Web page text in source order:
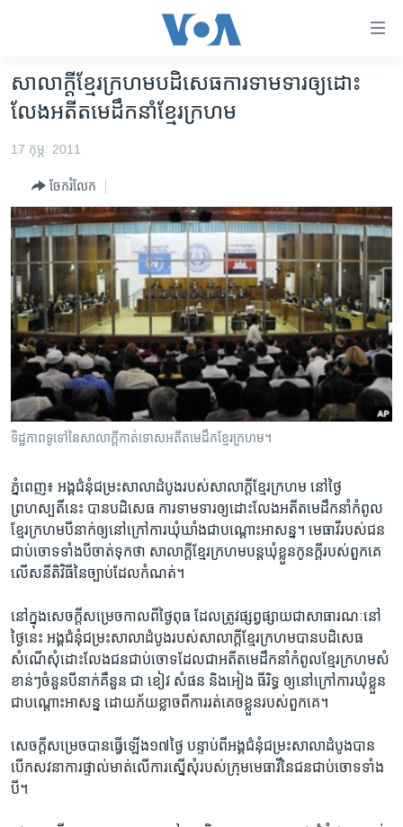
គេហទំព័រ​
ទាក់ទង
និង​
ទំព័រ​
ព័ត៌មាន​​
ម្តង
រំលង​
និង​
ចូល​
រចនា
សម្ព័ន្ធ​
រំលង​
ចូល​
ទៅ​
កាន់​
ទំព័រ​
ស្វែង​
កម្ពុជា
អាមេរិក
ចិន
ហេឡូវីអូអេ
កម្ពុជាច្នៃប្រតិដ្ឋ
ព្រឹត្តិការណ៍ព័ត៌មាន
ទូរទស្សន៍ / វីដេអូ​
វិទ្យុ / ផតខាសថ៍
កម្មវិធីទាំងអស់
Khmer English
បណ្តាញ​សង្គម
ភាសា
សាលាក្ដី​ខ្មែរក្រហម​បដិសេធ​ការទាមទារ​ឲ្យ​ដោះ
លែង​អតីត​មេដឹកនាំ​ខ្មែរក្រហម
17 កុម្ភៈ 2011
ចែករំលែក
ទិដ្ឋភាព​​ទូទៅ​​នៃ​សាលាក្ដី​​កាត់ទោស​អតីត​មេដឹក​​ខ្មែរ​ក្រហម។​​
ភ្នំពេញ៖ អង្គ​ជំនុំ​ជម្រះ​សាលា​ដំបូង​របស់​សាលាក្ដី​ខ្មែរក្រហម​ ​នៅថ្ងៃ​
ព្រហស្បតិ៍​នេះ​ ​បាន​បដិសេធ​ ការ​ទាមទារ​ឲ្យ​ដោះលែង​អតីត​មេ​ដឹកនាំ​កំពូល​
ខ្មែរក្រហម​បីនាក់​ឲ្យ​នៅ​ក្រៅ​ការ​ឃុំឃាំង​ជា​បណ្ដោះ​អាសន្ន។ ​មេធាវី​របស់​ជន​
ជាប់ចោទ​ទាំងបីចាត់​ទុក​ថា​ ​សាលាក្ដី​ខ្មែរក្រហម​បន្ដ​ឃុំ​ខ្លួន​កូនក្ដី​របស់​ពួក​គេ​
លើស​នីតិ​វិធី​នៃ​ច្បាប់​ដែល​កំណត់។
នៅ​ក្នុង​សេចក្ដី​សម្រេច​កាល​ពី​ថ្ងៃពុធ​ ​ដែល​ត្រូវ​ផ្សព្វផ្សាយ​ជា​សាធារណៈ​នៅ​
ថ្ងៃនេះ​ ​អង្គ​ជំនុំ​ជម្រះ​សាលា​ដំបូង​របស់​សាលាក្ដី​ខ្មែរក្រហមបាន​បដិសេធ​
សំណើ​សុំ​ដោះលែង​ជនជាប់​ចោទ​ដែល​ជា​អតីត​មេ​ដឹកនាំ​កំពូល​ខ្មែរក្រហម​សំ​
ខាន់ៗ​ចំនួន​បី​នាក់គឺនួន ជា​ ​ខៀវ​ ​សំផន ​និង​អៀង ធីរិទ្ធ ឲ្យ​នៅ​ក្រៅ​ការ​ឃុំ​ខ្លួន​
ជា​បណ្ដោះ​អាសន្ន​ ​ដោយ​ភ័យ​ខ្លាច​ពី​ការ​រត់គេច​ខ្លួន​របស់​ពួក​គេ។
សេចក្ដី​សម្រេច​បាន​ធ្វើ​ឡើង​១៧​ថ្ងៃ​ ​បន្ទាប់​ពី​អង្គ​ជំនុំ​ជម្រះ​សាលា​ដំបូងបាន​
បើក​សវនាការ​ផ្ទាល់​មាត់​លើការ​ស្នើសុំ​របស់​ក្រុម​មេធាវី​នៃ​ជន​ជាប់​ចោទ​ទាំង​
បី។